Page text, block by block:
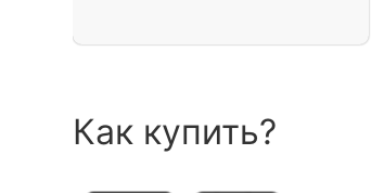
Как купить?